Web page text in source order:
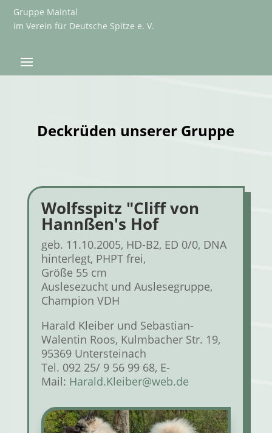
Gruppe Maintal
im Verein für Deutsche Spitze e. V.
Deckrüden unserer Gruppe
Wolfsspitz "Cliff von
Hannßen's Hof
geb. 11.10.2005, HD-B2, ED 0/0, DNA
hinterlegt, PHPT frei,
Größe 55 cm
Auslesezucht und Auslesegruppe,
Champion VDH
Harald Kleiber und Sebastian-
Walentin Roos, Kulmbacher Str. 19,
95369 Untersteinach
Tel. 092 25/ 9 56 99 68, E-
Mail: Harald.Kleiber@web.de